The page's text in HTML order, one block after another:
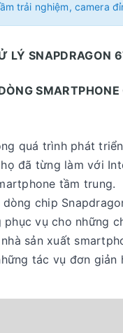
trải nghiệm, camera
LÝ SNAPDRAGON
SMARTPHONE
quá trình phát
đã từng làm với
tầm trung.
chip
vụ cho những
sản xuất
tác vụ đơn